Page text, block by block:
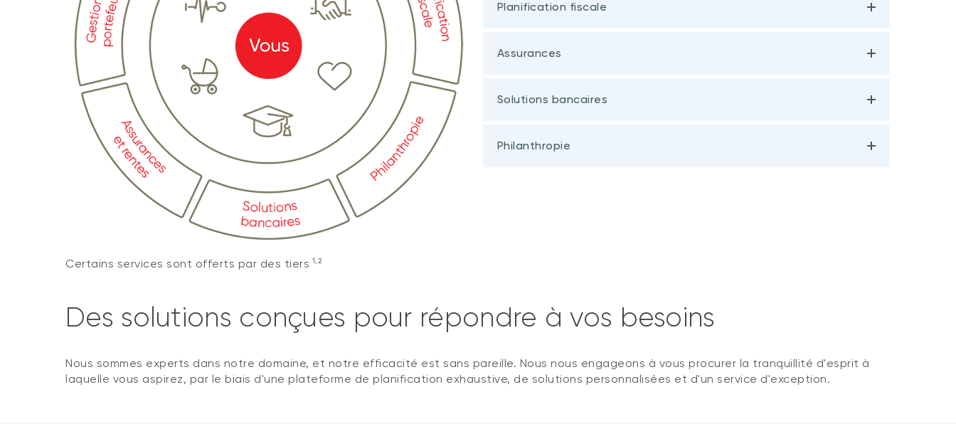
Certains services sont offerts par des tiers 1,2
Planification fiscale
Assurances
Solutions bancaires
Philanthropie
Des solutions conçues pour répondre à vos besoins
Nous sommes experts dans notre domaine, et notre efficacité est sans pareille. Nous nous engageons à vous procurer la tranquillité d'esprit à
laquelle vous aspirez, par le biais d'une plateforme de planification exhaustive, de solutions personnalisées et d'un service d'exception.